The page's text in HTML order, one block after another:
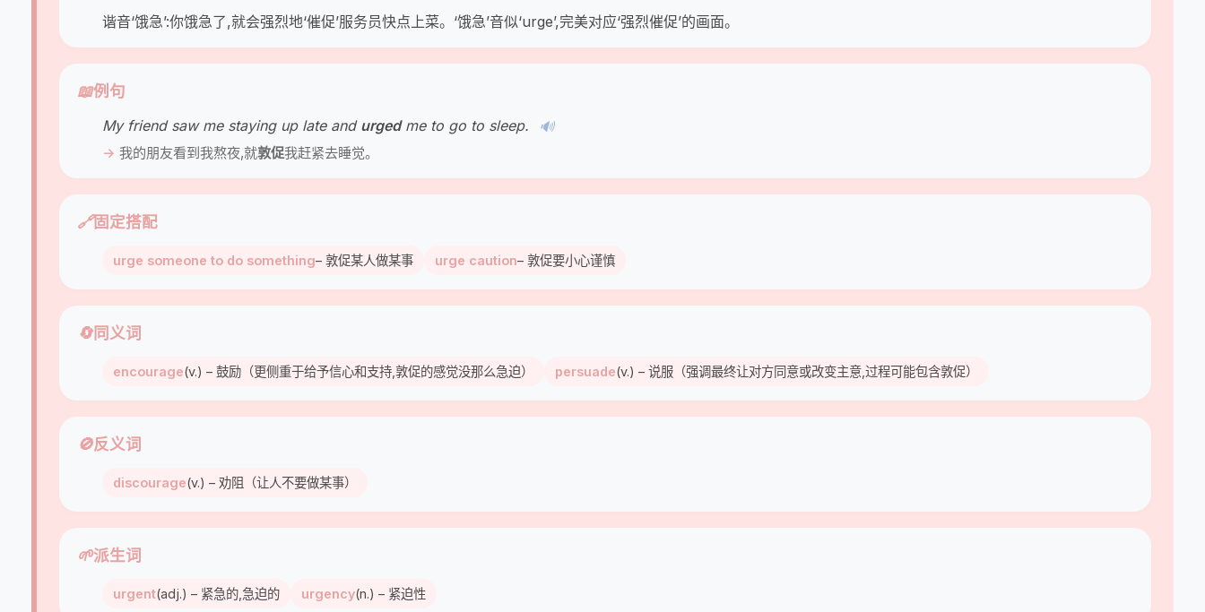
谐音‘饿急’:你饿急了,就会强烈地‘催促’服务员快点上菜。‘饿急’音似‘urge’,完美对应‘强烈催促’的画面。
📖例句
My friend saw me staying up late and urgedme to go to sleep. 🔊
我的朋友看到我熬夜,就敦促我赶紧去睡觉。
🔗固定搭配
urge someone to do something– 敦促某人做某事 urge caution– 敦促要小心谨慎
🔄同义词
encourage(v.) – 鼓励（更侧重于给予信心和支持,敦促的感觉没那么急迫） persuade(v.) – 说服（强调最终让对方同意或改变主意,过程可能包含敦促）
🚫反义词
discourage(v.) – 劝阻（让人不要做某事）
🌱派生词
urgent(adj.) – 紧急的,急迫的 urgency(n.) – 紧迫性